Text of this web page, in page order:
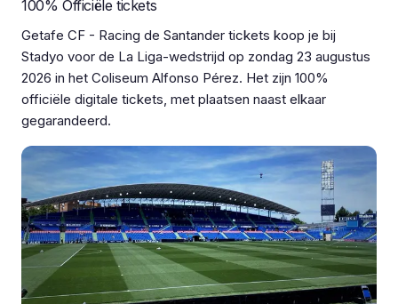
100% Officiële tickets
Getafe CF - Racing de Santander tickets koop je bij
Stadyo voor de La Liga-wedstrijd op zondag 23 augustus
2026 in het Coliseum Alfonso Pérez. Het zijn 100%
officiële digitale tickets, met plaatsen naast elkaar
gegarandeerd.